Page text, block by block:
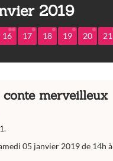
2019
16 17 18 19 20 21
merveilleux
05 janvier 2019 de 14h à